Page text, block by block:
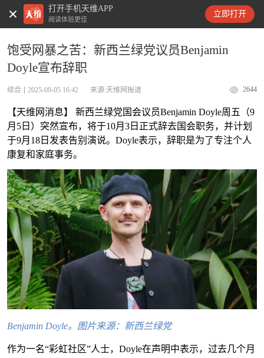
打开手机天维APP
阅读体验更佳
立即打开
天维新闻
饱受网暴之苦：新西兰绿党议员Benjamin
Doyle宣布辞职
综合 2025-09-05 16:42 来源:天维网报道 2644
【天维网消息】 新西兰绿党国会议员Benjamin Doyle周五（9
月5日）突然宣布，将于10月3日正式辞去国会职务，并计划
于9月18日发表告别演说。Doyle表示，辞职是为了专注个人
康复和家庭事务。
Benjamin Doyle。图片来源：新西兰绿党
作为一名“彩虹社区”人士，Doyle在声明中表示，过去几个月